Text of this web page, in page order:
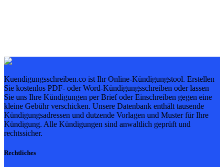
Kuendigungsschreiben.co ist Ihr Online-Kündigungstool. Erstellen
Sie kostenlos PDF- oder Word-Kündigungsschreiben oder lassen
Sie uns Ihre Kündigungen per Brief oder Einschreiben gegen eine
kleine Gebühr verschicken. Unsere Datenbank enthält tausende
Kündigungsadressen und dutzende Vorlagen und Muster für Ihre
Kündigung. Alle Kündigungen sind anwaltlich geprüft und
rechtssicher.
Rechtliches